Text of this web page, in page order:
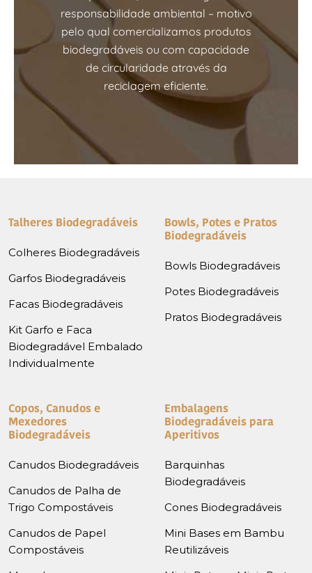
responsabilidade ambiental – motivo
pelo qual comercializamos produtos
biodegradáveis ou com capacidade
de circularidade através da
reciclagem eficiente.
Talheres Biodegradáveis
Colheres Biodegradáveis
Garfos Biodegradáveis
Facas Biodegradáveis
Kit Garfo e Faca
Biodegradável Embalado
Individualmente
Bowls, Potes e Pratos
Biodegradáveis
Bowls Biodegradáveis
Potes Biodegradáveis
Pratos Biodegradáveis
Copos, Canudos e
Mexedores
Biodegradáveis
Canudos Biodegradáveis
Canudos de Palha de
Trigo Compostáveis
Canudos de Papel
Compostáveis
Embalagens
Biodegradáveis para
Aperitivos
Barquinhas
Biodegradáveis
Cones Biodegradáveis
Mini Bases em Bambu
Reutilizáveis